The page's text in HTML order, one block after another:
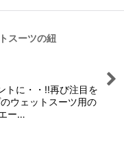
スーツの紐
トに・・!!再び注目を
ウェットスーツ用の
ー…